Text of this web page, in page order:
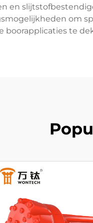
en
om
boorapplicaties te